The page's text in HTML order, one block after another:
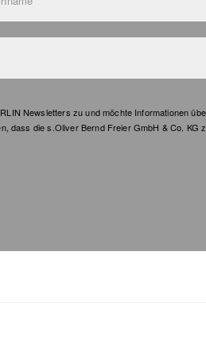
Newsletters zu und möchte Informationen
dass die s.Oliver Bernd Freier GmbH & Co. KG